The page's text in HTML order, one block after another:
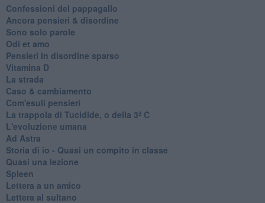
Confessioni del pappagallo
Ancora pensieri & disordine
Sono solo parole
Odi et amo
Pensieri in disordine sparso
Vitamina D
La strada
Caso & cambiamento
Com'esuli pensieri
La trappola di Tucidide, o della 3ª C
L'evoluzione umana
Ad Astra
Storia di io - Quasi un compito in classe
Quasi una lezione
Spleen
Lettera a un amico
Lettera al sultano